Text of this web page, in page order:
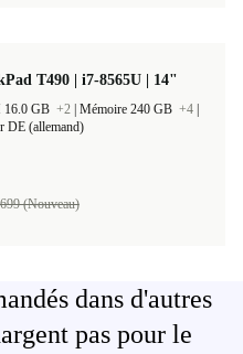
T490 | i7-8565U | 14"
16.0 GB +2 Mémoire 240 GB +4
DE (allemand)
(Nouveau)
dans d'autres
pas pour le